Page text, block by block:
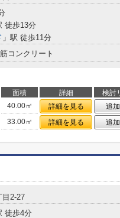
徒歩13分
」駅 徒歩11分
コンクリート
面積 詳細
検討
40.00㎡ 詳細を見る
追
33.00㎡ 詳細を見る 追
目2-27
徒歩4分